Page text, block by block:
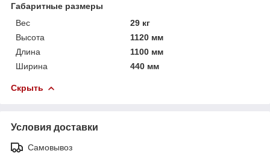
Габаритные размеры
Вес
29 кг
Высота
1120 мм
Длина
1100 мм
Ширина
440 мм
Скрыть
Условия доставки
Самовывоз